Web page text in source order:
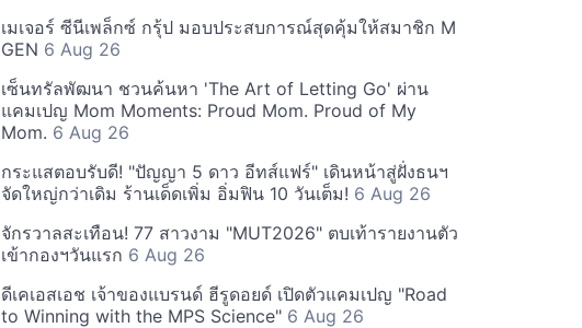
เมเจอร์ ซีนีเพล็กซ์ กรุ้ป มอบประสบการณ์สุดคุ้มให้สมาชิก M
GEN 6 Aug 26
เซ็นทรัลพัฒนา ชวนค้นหา 'The Art of Letting Go' ผ่าน
แคมเปญ Mom Moments: Proud Mom. Proud of My
Mom. 6 Aug 26
กระแสตอบรับดี! "ปัญญา 5 ดาว อีทส์แฟร์" เดินหน้าสู่ฝั่งธนฯ
จัดใหญ่กว่าเดิม ร้านเด็ดเพิ่ม อิ่มฟิน 10 วันเต็ม! 6 Aug 26
จักรวาลสะเทือน! 77 สาวงาม "MUT2026" ตบเท้ารายงานตัว
เข้ากองฯวันแรก 6 Aug 26
ดีเคเอสเอช เจ้าของแบรนด์ ฮีรูดอยด์ เปิดตัวแคมเปญ "Road
to Winning with the MPS Science" 6 Aug 26